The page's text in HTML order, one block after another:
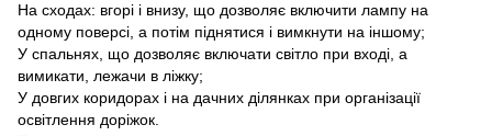
На сходах: вгорі і внизу, що дозволяє включити лампу на
одному поверсі, а потім піднятися і вимкнути на іншому;
У спальнях, що дозволяє включати світло при вході, а
вимикати, лежачи в ліжку;
У довгих коридорах і на дачних ділянках при організації
освітлення доріжок.